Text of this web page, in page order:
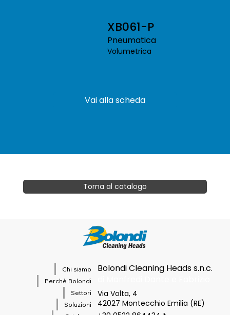
XB061-P
Pneumatica
Volumetrica
Vai alla scheda
Torna al catalogo
Chi siamo
Perchè Bolondi
Settori
Soluzioni
Bolondi Cleaning Heads s.n.c.
Via Volta, 4
42027 Montecchio Emilia (RE)